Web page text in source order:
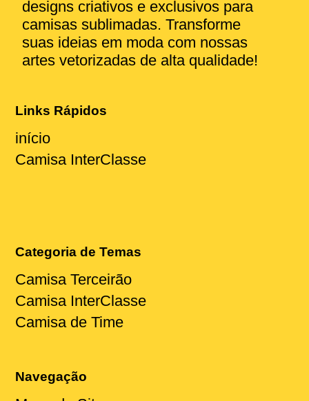
designs criativos e exclusivos para
camisas sublimadas. Transforme
suas ideias em moda com nossas
artes vetorizadas de alta qualidade!
Links Rápidos
início
Camisa InterClasse
Categoria de Temas
Camisa Terceirão
Camisa InterClasse
Camisa de Time
Navegação